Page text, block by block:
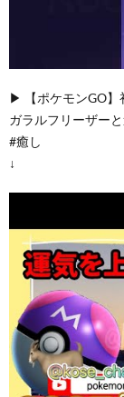
▶︎ 【ポケモンGO】
ガラルフリーザー
#癒し
↓